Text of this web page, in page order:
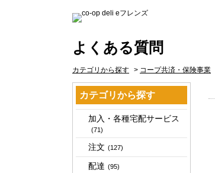
よくある質問
カテゴリから探す > コープ共済・保険事業
カテゴリから探す
加入・各種宅配サービス
(71)
注文 (127)
配達 (95)